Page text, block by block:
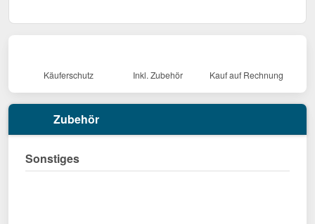
Käuferschutz Inkl. Zubehör Kauf auf Rechnung
Zubehör
Sonstiges